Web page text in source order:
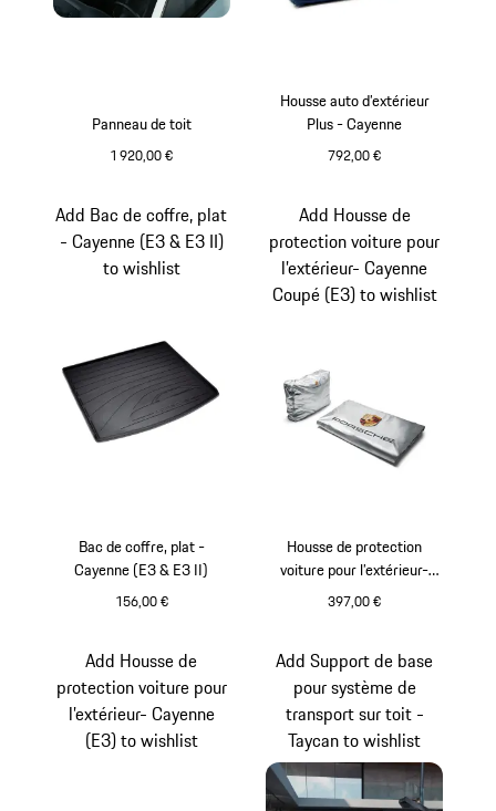
Panneau de toit
1 920,00 €
Housse auto d’extérieur
Plus - Cayenne
792,00 €
Bac de coffre, plat -
Cayenne (E3 & E3 II)
156,00 €
Add Bac de coffre, plat
- Cayenne (E3 & E3 II)
to wishlist
Housse de protection
voiture pour l’extérieur-
Cayenne Coupé (E3)
397,00 €
Add Housse de
protection voiture pour
l’extérieur- Cayenne
Coupé (E3) to wishlist
Add Housse de
protection voiture pour
l’extérieur- Cayenne
(E3) to wishlist
Add Support de base
pour système de
transport sur toit -
Taycan to wishlist